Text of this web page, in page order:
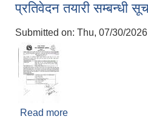
प्रतिवेदन तयारी सम्बन्धी
Submitted on: Thu, 07/30/
Read more